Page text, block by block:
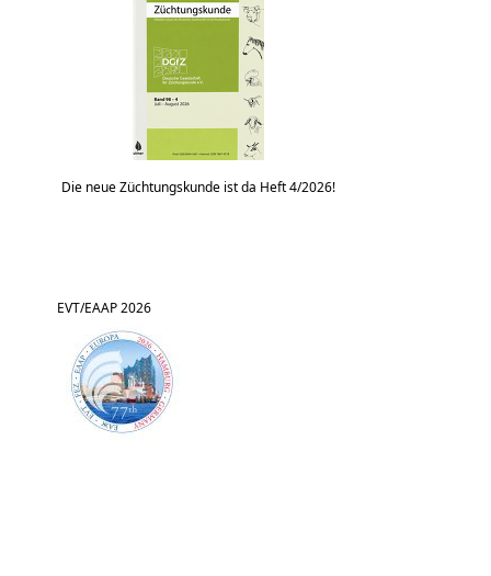
Die neue Züchtungskunde ist da Heft 4/2026!
EVT/EAAP 2026